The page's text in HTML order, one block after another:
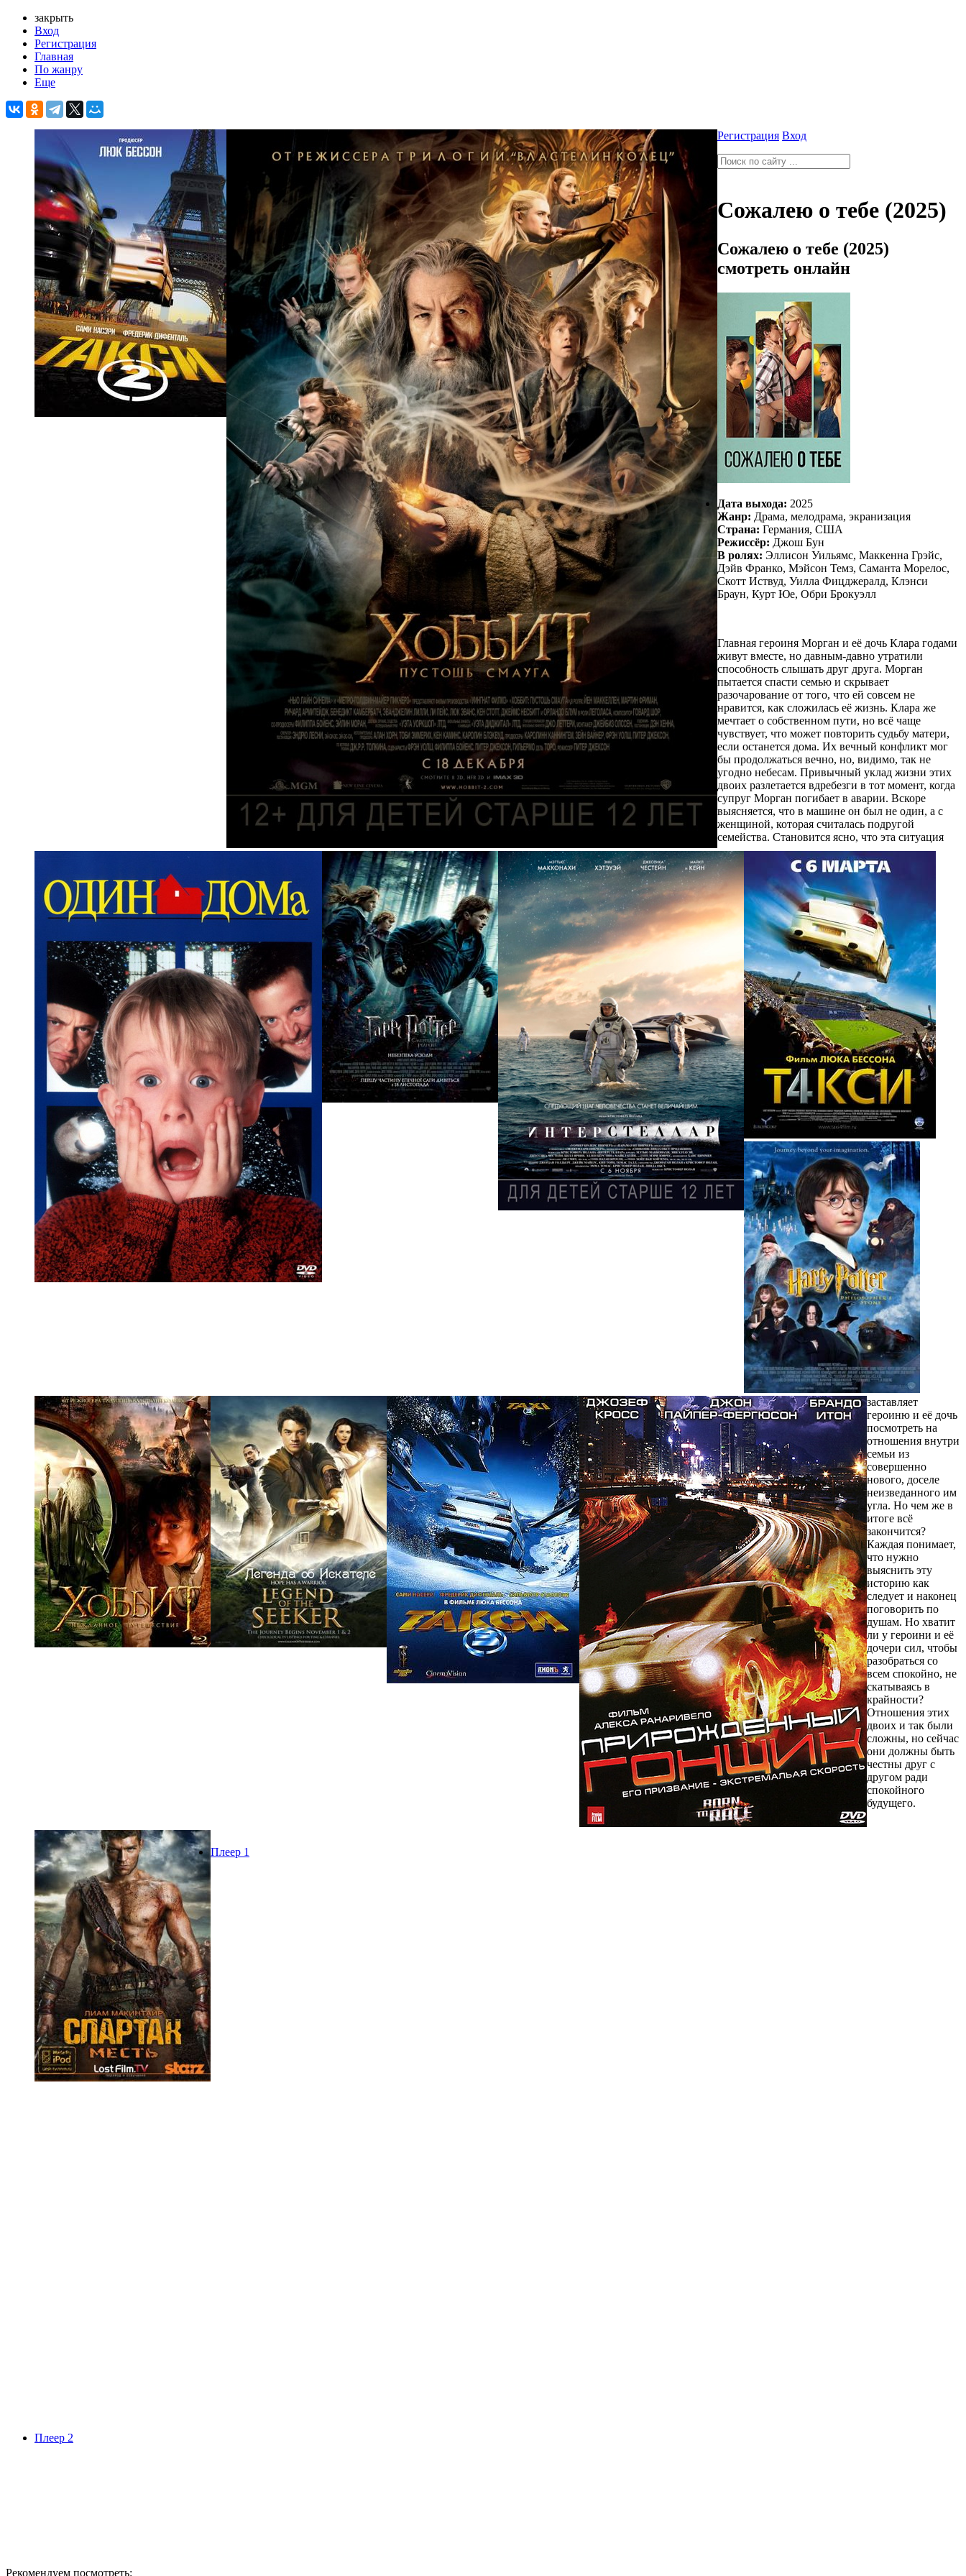
закрыть
Вход
Регистрация
Главная
По жанру
Еще
Регистрация Вход
Сожалею о тебе (2025)
Сожалею о тебе (2025)
смотреть онлайн
Дата выхода: 2025
Жанр: Драма, мелодрама, экранизация
Страна: Германия, США
Режиссёр: Джош Бун
В ролях: Эллисон Уильямс, Маккенна Грэйс,
Дэйв Франко, Мэйсон Темз, Саманта Морелос,
Скотт Иствуд, Уилла Фицджералд, Клэнси
Браун, Курт Юе, Обри Брокуэлл
Главная героиня Морган и её дочь Клара годами
живут вместе, но давным-давно утратили
способность слышать друг друга. Морган
пытается спасти семью и скрывает
разочарование от того, что ей совсем не
нравится, как сложилась её жизнь. Клара же
мечтает о собственном пути, но всё чаще
чувствует, что может повторить судьбу матери,
если останется дома. Их вечный конфликт мог
бы продолжаться вечно, но, видимо, так не
угодно небесам. Привычный уклад жизни этих
двоих разлетается вдребезги в тот момент, когда
супруг Морган погибает в аварии. Вскоре
выясняется, что в машине он был не один, а с
женщиной, которая считалась подругой
семейства. Становится ясно, что эта ситуация
заставляет
героиню и её дочь
посмотреть на
отношения внутри
семьи из
совершенно
нового, доселе
неизведанного им
угла. Но чем же в
итоге всё
закончится?
Каждая понимает,
что нужно
выяснить эту
историю как
следует и наконец
поговорить по
душам. Но хватит
ли у героини и её
дочери сил, чтобы
разобраться со
всем спокойно, не
скатываясь в
крайности?
Отношения этих
двоих и так были
сложны, но сейчас
они должны быть
честны друг с
другом ради
спокойного
будущего.
Плеер 1
Плеер 2
Рекомендуем посмотреть: